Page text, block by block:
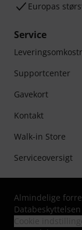
Europas
Service
Supportcenter
Gavekort
Kontakt
Walk-in Store
Serviceoversigt
Almindelige
Databeskyttelsen